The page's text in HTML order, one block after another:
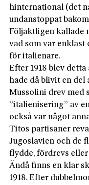
hinternational (det
undanstoppat
Följaktligen kallade
vad som var enklast
för italienare.
Efter 1918 blev
hade då blivit en del
Mussolini drev med
”italienisering” av
också var något
Titos partisaner
Jugoslavien och de
flydde, fördrevs eller
Ändå finns en klar
1918. Efter